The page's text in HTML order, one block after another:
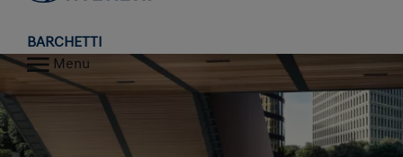
BARCHETTI
Menu